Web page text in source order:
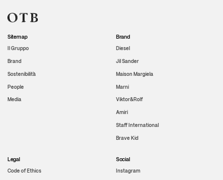
Sitemap
Il Gruppo
Brand
Sostenibilità
People
Media
Brand
Diesel
Jil Sander
Maison Margiela
Marni
Viktor&Rolf
Amiri
Staff International
Brave Kid
Legal
Code of Ethics
Social
Instagram